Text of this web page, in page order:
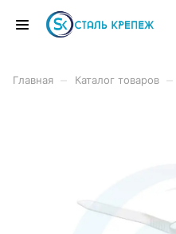
Главная Каталог товаров